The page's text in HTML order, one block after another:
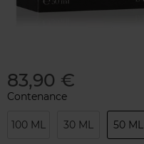
83,90 €
Contenance
100 ML 30 ML 50 ML